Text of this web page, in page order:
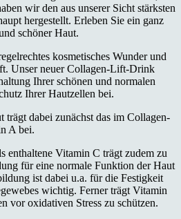
wir den aus unserer Sicht stärksten
hergestellt. Erleben Sie ein ganz
schöner Haut.
kosmetisches Wunder und
Unser neuer Collagen-Lift-Drink
Ihrer schönen und normalen
Ihrer Hautzellen bei.
trägt dabei zunächst das im Collagen-
A bei.
enthaltene Vitamin C trägt zudem zu
für eine normale Funktion der Haut
ist dabei u.a. für die Festigkeit
wichtig. Ferner trägt Vitamin
vor oxidativen Stress zu schützen.